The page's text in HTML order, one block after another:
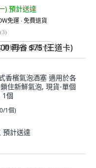
) 預計送達
免運 ∙ 免費退貨
(3)
再省 $75 (王道卡)
香檳氣泡酒塞 適用於各
住新鮮氣泡, 現貨-單個
1個
1個)
預計送達